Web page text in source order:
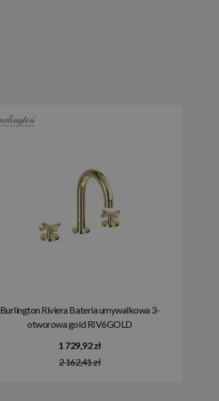
Burlington Riviera Bateria umywalkowa 3-
otworowa gold RIV6GOLD
1 729,92 zł
2 162,41 zł